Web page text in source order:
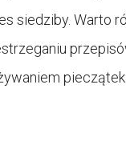
siedziby. Warto